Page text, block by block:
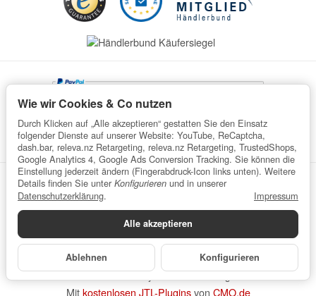
Datenschutz AGB Impressum
Widerrufsrecht
Batteriegesetzhinweise
Verpackungshinweise
Datenschutzerklärung•Impressum
*Alle Preise inkl. gesetzlicher USt., zzgl.Versand
© wefaru
Powered byJTL-Shop
ecomDATA LiteSpeed Cache
Made with♥by eRock Marketing
Wie wir Cookies & Co nutzen
Durch Klicken auf „Alle akzeptieren“ gestatten Sie den Einsatz
folgender Dienste auf unserer Website: YouTube, ReCaptcha,
dash.bar, releva.nz Retargeting, releva.nz Retargeting, TrustedShops,
Google Analytics 4, Google Ads Conversion Tracking. Sie können die
Einstellung jederzeit ändern (Fingerabdruck-Icon links unten). Weitere
Details finden Sie unter Konfigurieren und in unserer
Datenschutzerklärung. Impressum
Alle akzeptieren
Ablehnen Konfigurieren
Mitkostenlosen JTL-Pluginsvon CMO.de